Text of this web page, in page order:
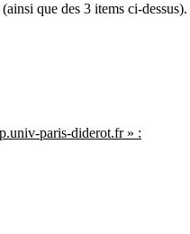
que des 3 items ci-dessus).
paris-diderot.fr » :